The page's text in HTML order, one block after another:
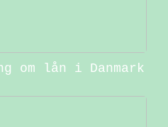
om lån i Danmark